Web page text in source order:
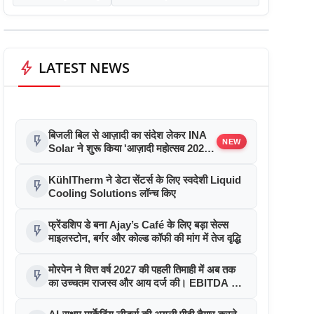
bolt LATEST NEWS
flash_on बिजली बिल से आज़ादी का संदेश लेकर INA
Solar ने शुरू किया 'आज़ादी महोत्सव 2026'
NEW
flash_on
KühlTherm ने डेटा सेंटर्स के लिए स्वदेशी Liquid
Cooling Solutions लॉन्च किए
flash_on फ्रेंडशिप डे बना Ajay’s Café के लिए बड़ा सेल्स
माइलस्टोन, बर्गर और कोल्ड कॉफी की मांग में तेज वृद्धि
flash_on मोरपेन ने वित्त वर्ष 2027 की पहली तिमाही में अब तक
का उच्चतम राजस्व और आय दर्ज की। EBITDA में
कार्यक्रम ने पुरंतया व्यावसायीक चरण में प्रवेश किया